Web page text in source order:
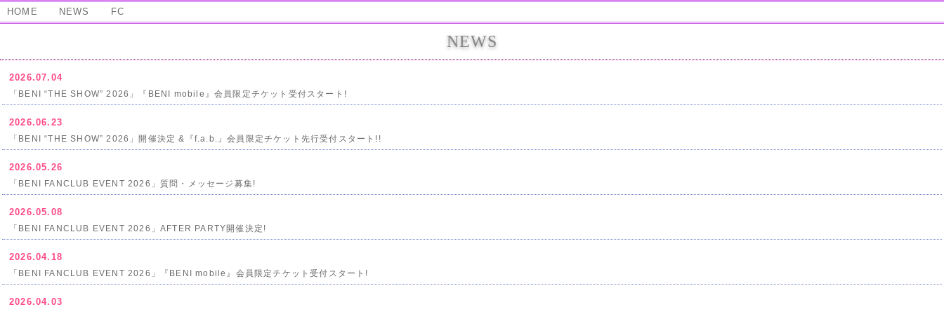
HOME NEWS FC
NEWS
2026.07.04
「BENI “THE SHOW” 2026」『BENI mobile』会員限定チケット受付スタート!
2026.06.23
「BENI “THE SHOW” 2026」開催決定 &『f.a.b.』会員限定チケット先行受付スタート!!
2026.05.26
「BENI FANCLUB EVENT 2026」質問・メッセージ募集!
2026.05.08
「BENI FANCLUB EVENT 2026」AFTER PARTY開催決定!
2026.04.18
「BENI FANCLUB EVENT 2026」『BENI mobile』会員限定チケット受付スタート!
2026.04.03